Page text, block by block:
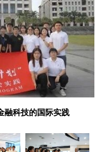
融科技的国际实践